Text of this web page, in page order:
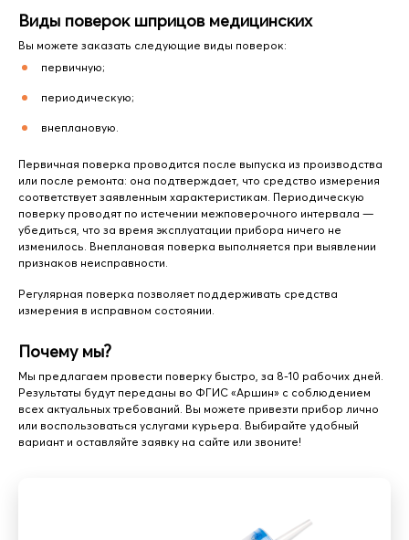
Виды поверок шприцов медицинских
Вы можете заказать следующие виды поверок:
первичную;
периодическую;
внеплановую.
Первичная поверка проводится после выпуска из производства
или после ремонта: она подтверждает, что средство измерения
соответствует заявленным характеристикам. Периодическую
поверку проводят по истечении межповерочного интервала —
убедиться, что за время эксплуатации прибора ничего не
изменилось. Внеплановая поверка выполняется при выявлении
признаков неисправности.
Регулярная поверка позволяет поддерживать средства
измерения в исправном состоянии.
Почему мы?
Мы предлагаем провести поверку быстро, за 8-10 рабочих дней.
Результаты будут переданы во ФГИС «Аршин» с соблюдением
всех актуальных требований. Вы можете привезти прибор лично
или воспользоваться услугами курьера. Выбирайте удобный
вариант и оставляйте заявку на сайте или звоните!